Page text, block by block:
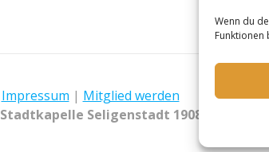
Wenn du
Funktionen
Impressum | Mitglied werden
Stadtkapelle Seligenstadt 1908 e.V.